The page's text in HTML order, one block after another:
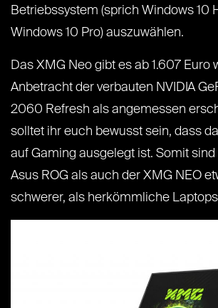
Betriebssystem (sprich Windows 10
Windows 10 Pro) auszuwählen.
Das XMG Neo gibt es ab 1.607 Euro
Anbetracht der verbauten NVIDIA
2060 Refresh als angemessen
solltet ihr euch bewusst sein, dass
auf Gaming ausgelegt ist. Somit
Asus ROG als auch der XMG NEO
schwerer, als herkömmliche